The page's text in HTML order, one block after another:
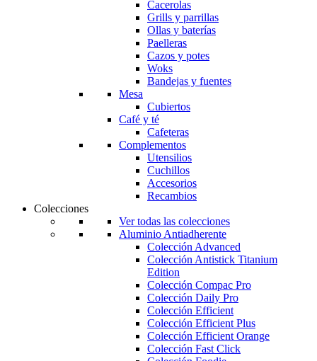
Cacerolas
Grills y parrillas
Ollas y baterías
Paelleras
Cazos y potes
Woks
Bandejas y fuentes
Mesa
Cubiertos
Café y té
Cafeteras
Complementos
Utensilios
Cuchillos
Accesorios
Recambios
Colecciones
Ver todas las colecciones
Aluminio Antiadherente
Colección Advanced
Colección Antistick Titanium
Edition
Colección Compac Pro
Colección Daily Pro
Colección Efficient
Colección Efficient Plus
Colección Efficient Orange
Colección Fast Click